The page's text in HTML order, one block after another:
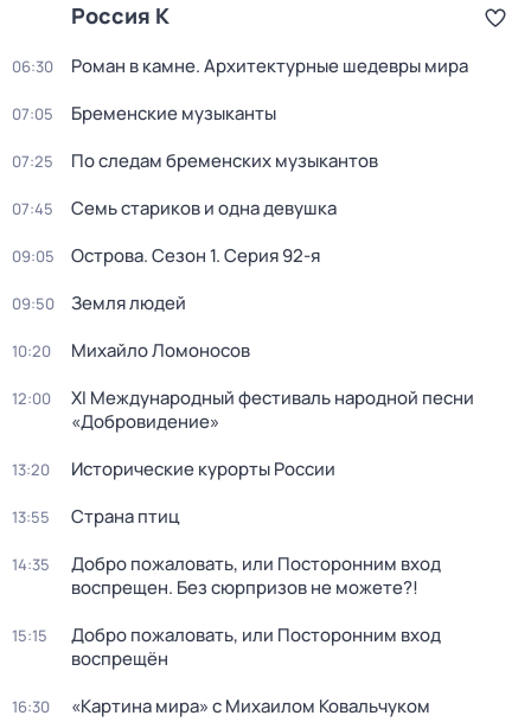
Россия К
06:30 Роман в камне. Архитектурные шедевры мира
07:05 Бременские музыканты
07:25 По следам бременских музыкантов
07:45 Семь стариков и одна девушка
09:05 Острова. Сезон 1. Серия 92-я
09:50 Земля людей
10:20 Михайло Ломоносов
12:00
XI Международный фестиваль народной песни
«Добровидение»
13:20 Исторические курорты России
13:55 Страна птиц
14:35
Добро пожаловать, или Посторонним вход
воспрещен. Без сюрпризов не можете?!
15:15
Добро пожаловать, или Посторонним вход
воспрещён
16:30 «Картина мира» с Михаилом Ковальчуком